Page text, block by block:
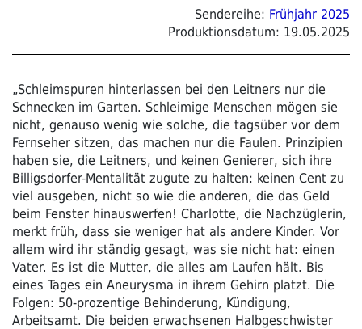
Sendereihe: Frühjahr 2025
Produktionsdatum: 19.05.2025
„Schleimspuren hinterlassen bei den Leitners nur die
Schnecken im Garten. Schleimige Menschen mögen sie
nicht, genauso wenig wie solche, die tagsüber vor dem
Fernseher sitzen, das machen nur die Faulen. Prinzipien
haben sie, die Leitners, und keinen Genierer, sich ihre
Billigsdorfer-Mentalität zugute zu halten: keinen Cent zu
viel ausgeben, nicht so wie die anderen, die das Geld
beim Fenster hinauswerfen! Charlotte, die Nachzüglerin,
merkt früh, dass sie weniger hat als andere Kinder. Vor
allem wird ihr ständig gesagt, was sie nicht hat: einen
Vater. Es ist die Mutter, die alles am Laufen hält. Bis
eines Tages ein Aneurysma in ihrem Gehirn platzt. Die
Folgen: 50-prozentige Behinderung, Kündigung,
Arbeitsamt. Die beiden erwachsenen Halbgeschwister